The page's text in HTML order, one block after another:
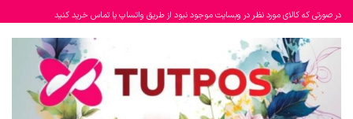
در صورتی که کالای مورد نظر در وبسایت موجود نبود از طریق واتساپ یا تماس خرید کنید